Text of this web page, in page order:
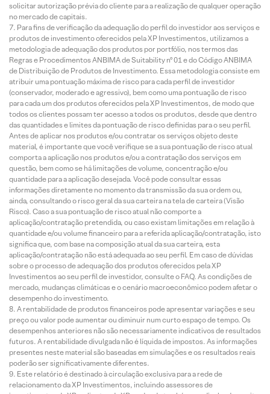
solicitar autorização prévia do cliente para a realização de qualquer operação
no mercado de capitais.
Para fins de verificação da adequação do perfil do investidor aos serviços e
produtos de investimento oferecidos pela XP Investimentos, utilizamos a
metodologia de adequação dos produtos por portfólio, nos termos das
Regras e Procedimentos ANBIMA de Suitability nº 01 e do Código ANBIMA
de Distribuição de Produtos de Investimento. Essa metodologia consiste em
atribuir uma pontuação máxima de risco para cada perfil de investidor
(conservador, moderado e agressivo), bem como uma pontuação de risco
para cada um dos produtos oferecidos pela XP Investimentos, de modo que
todos os clientes possam ter acesso a todos os produtos, desde que dentro
das quantidades e limites da pontuação de risco definidas para o seu perfil.
Antes de aplicar nos produtos e/ou contratar os serviços objeto deste
material, é importante que você verifique se a sua pontuação de risco atual
comporta a aplicação nos produtos e/ou a contratação dos serviços em
questão, bem como se há limitações de volume, concentração e/ou
quantidade para a aplicação desejada. Você pode consultar essas
informações diretamente no momento da transmissão da sua ordem ou,
ainda, consultando o risco geral da sua carteira na tela de carteira (Visão
Risco). Caso a sua pontuação de risco atual não comporte a
aplicação/contratação pretendida, ou caso existam limitações em relação à
quantidade e/ou volume financeiro para a referida aplicação/contratação, isto
significa que, com base na composição atual da sua carteira, esta
aplicação/contratação não está adequada ao seu perfil. Em caso de dúvidas
sobre o processo de adequação dos produtos oferecidos pela XP
Investimentos ao seu perfil de investidor, consulte o FAQ. As condições de
mercado, mudanças climáticas e o cenário macroeconômico podem afetar o
desempenho do investimento.
A rentabilidade de produtos financeiros pode apresentar variações e seu
preço ou valor pode aumentar ou diminuir num curto espaço de tempo. Os
desempenhos anteriores não são necessariamente indicativos de resultados
futuros. A rentabilidade divulgada não é líquida de impostos. As informações
presentes neste material são baseadas em simulações e os resultados reais
poderão ser significativamente diferentes.
Este relatório é destinado à circulação exclusiva para a rede de
relacionamento da XP Investimentos, incluindo assessores de